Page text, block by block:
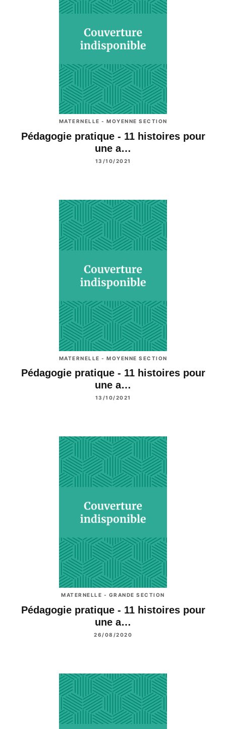
MATERNELLE - MOYENNE SECTION
Pédagogie pratique - 11 histoires pour
une a…
13/10/2021
MATERNELLE - MOYENNE SECTION
Pédagogie pratique - 11 histoires pour
une a…
13/10/2021
MATERNELLE - GRANDE SECTION
Pédagogie pratique - 11 histoires pour
une a…
26/08/2020